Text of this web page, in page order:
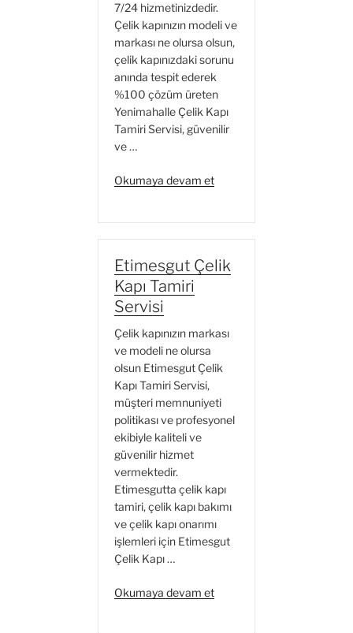
7/24 hizmetinizdedir.
Çelik kapınızın modeli ve
markası ne olursa olsun,
çelik kapınızdaki sorunu
anında tespit ederek
%100 çözüm üreten
Yenimahalle Çelik Kapı
Tamiri Servisi, güvenilir
ve …
Okumaya devam et“Yenimahalle
Etimesgut Çelik
Kapı Tamiri
Servisi
Çelik kapınızın markası
ve modeli ne olursa
olsun Etimesgut Çelik
Kapı Tamiri Servisi,
müşteri memnuniyeti
politikası ve profesyonel
ekibiyle kaliteli ve
güvenilir hizmet
vermektedir.
Etimesgutta çelik kapı
tamiri, çelik kapı bakımı
ve çelik kapı onarımı
işlemleri için Etimesgut
Çelik Kapı …
Okumaya devam et“Etimesgut